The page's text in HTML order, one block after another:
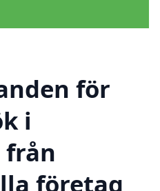
för
i
från
företag